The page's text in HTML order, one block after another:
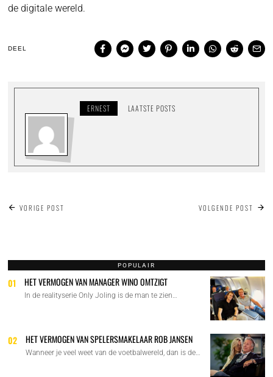
de digitale wereld.
DEEL
ERNEST LAATSTE POSTS
BERICHT
VORIGE POST VOLGENDE POST
POPULAIR
01 HET VERMOGEN VAN MANAGER WINO OMTZIGT
In de realityserie Only Joling is de man te zien…
02 HET VERMOGEN VAN SPELERSMAKELAAR ROB JANSEN
Wanneer je veel weet van de voetbalwereld, dan is de…